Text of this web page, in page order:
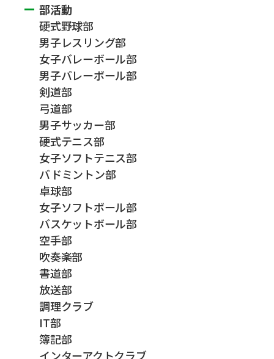
部活動
硬式野球部
男子レスリング部
女子バレーボール部
男子バレーボール部
剣道部
弓道部
男子サッカー部
硬式テニス部
女子ソフトテニス部
バドミントン部
卓球部
女子ソフトボール部
バスケットボール部
空手部
吹奏楽部
書道部
放送部
調理クラブ
IT部
簿記部
インターアクトクラブ